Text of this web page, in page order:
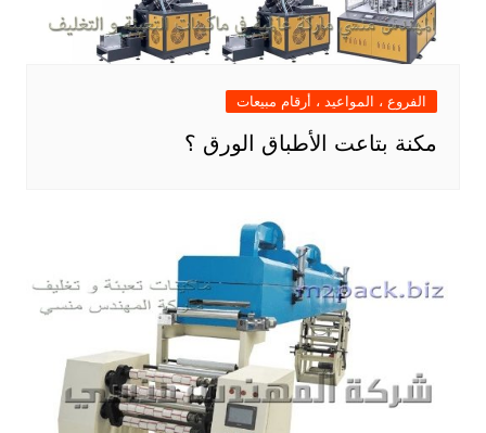
الفروع ، المواعيد ، أرقام مبيعات
مكنة بتاعت الأطباق الورق ؟